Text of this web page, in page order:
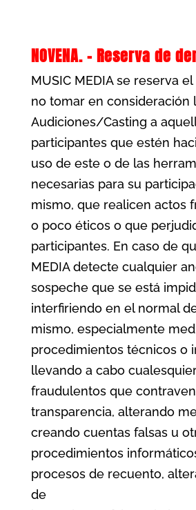
NOVENA. – Reserva de
MUSIC MEDIA se reserva
no tomar en consideración
Audiciones/Casting a
participantes que estén
uso de este o de las
necesarias para su
mismo, que realicen actos
o poco éticos o que
participantes. En caso de
MEDIA detecte cualquier
sospeche que se está
interfiriendo en el normal
mismo, especialmente
procedimientos técnicos o
llevando a cabo
fraudulentos que
transparencia, alterando
creando cuentas falsas u
procedimientos
procesos de recuento,
de